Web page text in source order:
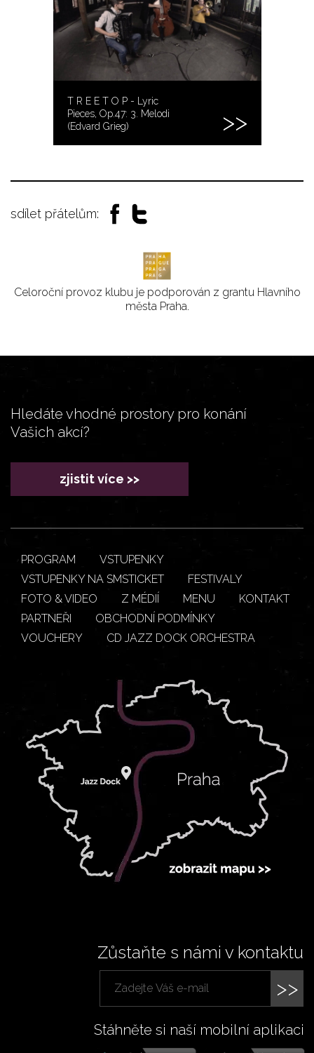
T R E E T O P - Lyric
Pieces, Op.47: 3. Melodi
(Edvard Grieg)
sdílet přátelům:
Celoroční provoz klubu je podporován z grantu Hlavního
města Praha.
Hledáte vhodné prostory pro konání
Vašich akcí?
zjistit více >>
PROGRAM
VSTUPENKY
VSTUPENKY NA SMSTICKET
FESTIVALY
FOTO & VIDEO
Z MÉDIÍ MENU
KONTAKT
PARTNEŘI
OBCHODNÍ PODMÍNKY
VOUCHERY
CD JAZZ DOCK ORCHESTRA
Zůstaňte s námi v kontaktu
>>
Stáhněte si naší mobilní aplikaci